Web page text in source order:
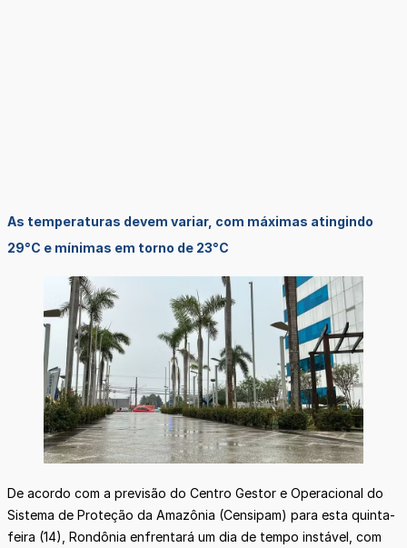
As temperaturas devem variar, com máximas atingindo
29°C e mínimas em torno de 23°C
De acordo com a previsão do Centro Gestor e Operacional do
Sistema de Proteção da Amazônia (Censipam) para esta quinta-
feira (14), Rondônia enfrentará um dia de tempo instável, com